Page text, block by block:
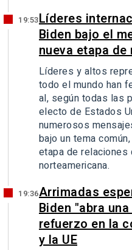
19:53Líderes
Biden bajo el
nueva etapa de
Líderes y altos
todo el mundo han
al, según todas las
electo de Estados
numerosos
bajo un tema
etapa de relaciones
norteamericana.
19:36Arrimadas
Biden "abra
refuerzo en la
y la UE